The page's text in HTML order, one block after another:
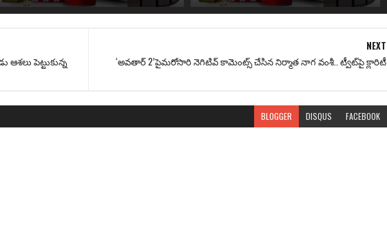
NEXT
‘అవ‌తార్ 2’పైమ‌రోసారి నెగిటివ్ కామెంట్స్ చేసిన నిర్మాత నాగ వంశీ.. ట్వీట్‌పై క్లారిటీ
ఆశలు పెట్టుకున్న
BLOGGER DISQUS FACEBOOK